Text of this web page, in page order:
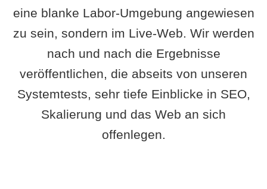
eine blanke Labor-Umgebung angewiesen
zu sein, sondern im Live-Web. Wir werden
nach und nach die Ergebnisse
veröffentlichen, die abseits von unseren
Systemtests, sehr tiefe Einblicke in SEO,
Skalierung und das Web an sich
offenlegen.